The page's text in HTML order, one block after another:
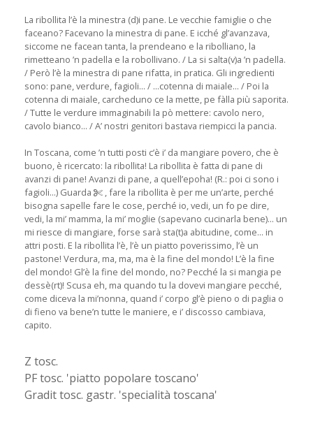
La ribollita l’è la minestra (d)i pane. Le vecchie famiglie o che
faceano? Facevano la minestra di pane. E icché gl’avanzava,
siccome ne facean tanta, la prendeano e la ribolliano, la
rimetteano ’n padella e la robollivano. / La si salta(v)a ’n padella.
/ Però l’è la minestra di pane rifatta, in pratica. Gli ingredienti
sono: pane, verdure, fagioli... / ...cotenna di maiale... / Poi la
cotenna di maiale, carcheduno ce la mette, pe fàlla più saporita.
/ Tutte le verdure immaginabili la pò mettere: cavolo nero,
cavolo bianco... / A’ nostri genitori bastava riempicci la pancia.
In Toscana, come ’n tutti posti c’è i’ da mangiare povero, che è
buono, è ricercato: la ribollita! La ribollita è fatta di pane di
avanzi di pane! Avanzi di pane, a quell’epoha! (R.: poi ci sono i
fagioli...) Guarda
, fare la ribollita è per me un’arte, perché
bisogna sapelle fare le cose, perché io, vedi, un fo pe dire,
vedi, la mi’ mamma, la mi’ moglie (sapevano cucinarla bene)... un
mi riesce di mangiare, forse sarà sta(t)a abitudine, come... in
attri posti. E la ribollita l’è, l’è un piatto poverissimo, l’è un
pastone! Verdura, ma, ma, ma è la fine del mondo! L’è la fine
del mondo! Gl’è la fine del mondo, no? Pecché la si mangia pe
dessè(rt)! Scusa eh, ma quando tu la dovevi mangiare pecché,
come diceva la mi’nonna, quand i’ corpo gl’è pieno o di paglia o
di fieno va bene’n tutte le maniere, e i’ discosso cambiava,
capito.
Z tosc.
PF tosc. 'piatto popolare toscano'
Gradit tosc. gastr. 'specialità toscana'